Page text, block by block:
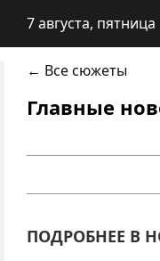
7 августа,
← Все сюжеты
Главные
ПОДРОБНЕЕ В